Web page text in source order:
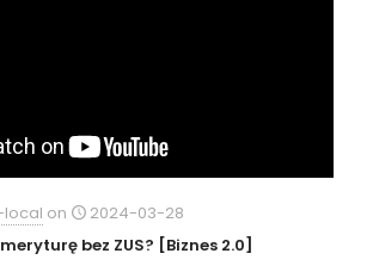
on
2024-03-28
bez ZUS? [Biznes 2.0]